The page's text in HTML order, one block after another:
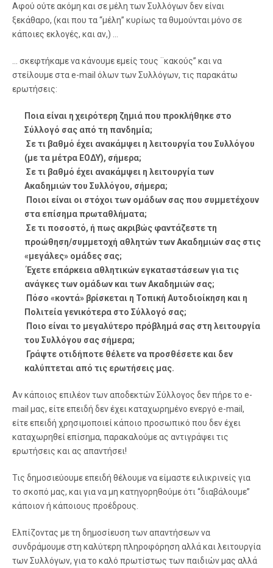
Αφού ούτε ακόμη και σε μέλη των Συλλόγων δεν είναι
ξεκάθαρο, (και που τα “μέλη” κυρίως τα θυμούνται μόνο σε
κάποιες εκλογές, και αν,) …
… σκεφτήκαμε να κάνουμε εμείς τους ¨κακούς” και να
στείλουμε στα e-mail όλων των Συλλόγων, τις παρακάτω
ερωτήσεις:
Ποια είναι η χειρότερη ζημιά που προκλήθηκε στο
Σύλλογό σας από τη πανδημία;
Σε τι βαθμό έχει ανακάμψει η λειτουργία του Συλλόγου
(με τα μέτρα ΕΟΔΥ), σήμερα;
Σε τι βαθμό έχει ανακάμψει η λειτουργία των
Ακαδημιών του Συλλόγου, σήμερα;
Ποιοι είναι οι στόχοι των ομάδων σας που συμμετέχουν
στα επίσημα πρωταθλήματα;
Σε τι ποσοστό, ή πως ακριβώς φαντάζεστε τη
προώθηση/συμμετοχή αθλητών των Ακαδημιών σας στις
«μεγάλες» ομάδες σας;
Έχετε επάρκεια αθλητικών εγκαταστάσεων για τις
ανάγκες των ομάδων και των Ακαδημιών σας;
Πόσο «κοντά» βρίσκεται η Τοπική Αυτοδιοίκηση και η
Πολιτεία γενικότερα στο Σύλλογό σας;
Ποιο είναι το μεγαλύτερο πρόβλημά σας στη λειτουργία
του Συλλόγου σας σήμερα;
Γράψτε οτιδήποτε θέλετε να προσθέσετε και δεν
καλύπτεται από τις ερωτήσεις μας.
Αν κάποιος επιλέον των αποδεκτών Σύλλογος δεν πήρε το e-
mail μας, είτε επειδή δεν έχει καταχωρημένο ενεργό e-mail,
είτε επειδή χρησιμοποιεί κάποιο προσωπικό που δεν έχει
καταχωρηθεί επίσημα, παρακαλούμε ας αντιγράψει τις
ερωτήσεις και ας απαντήσει!
Τις δημοσιεύουμε επειδή θέλουμε να είμαστε ειλικρινείς για
το σκοπό μας, και για να μη κατηγορηθούμε ότι “διαβάλουμε”
κάποιον ή κάποιους προέδρους.
Ελπίζοντας με τη δημοσίευση των απαντήσεων να
συνδράμουμε στη καλύτερη πληροφόρηση αλλά και λειτουργία
των Συλλόγων, για το καλό πρωτίστως των παιδιών μας αλλά